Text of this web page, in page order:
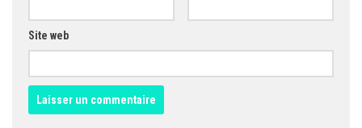
Site web